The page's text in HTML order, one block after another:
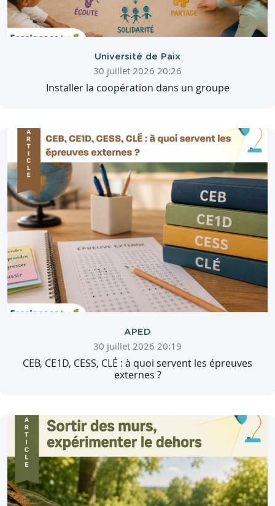
Université de Paix
30 juillet 2026 20:26
Installer la coopération dans un groupe
APED
30 juillet 2026 20:19
CEB, CE1D, CESS, CLÉ : à quoi servent les épreuves
externes ?